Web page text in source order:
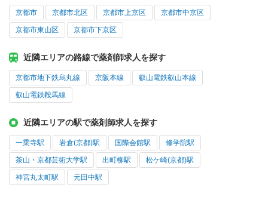
京都市 京都市北区 京都市上京区 京都市中京区
京都市東山区 京都市下京区
近隣エリアの路線で薬剤師求人を探す
京都市地下鉄烏丸線 京阪本線 叡山電鉄叡山本線
叡山電鉄鞍馬線
近隣エリアの駅で薬剤師求人を探す
一乗寺駅 岩倉(京都)駅 国際会館駅 修学院駅
茶山・京都芸術大学駅 出町柳駅 松ケ崎(京都)駅
神宮丸太町駅 元田中駅